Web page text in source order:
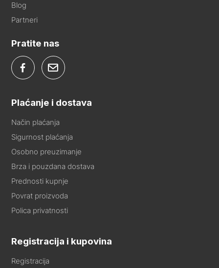
Blog
Partneri
Pratite nas
Plaćanje i dostava
Način plaćanja
Sigurnost plaćanja
Osobno preuzimanje
Brza i pouzdana dostava
Prednosti kupnje
Povrat proizvoda
Polica privatnosti
Registracija i kupovina
Registracija